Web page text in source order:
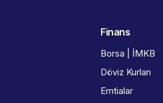
Finans
Borsa | İMKB
Döviz Kurları
Emtialar